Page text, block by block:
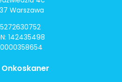
Warszawa
5272630752
142435498
0000358654